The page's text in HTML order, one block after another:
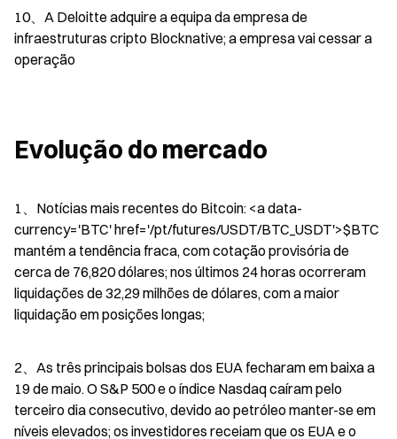
10、A Deloitte adquire a equipa da empresa de
infraestruturas cripto Blocknative; a empresa vai cessar a
operação
Evolução do mercado
1、Notícias mais recentes do Bitcoin: <a data-
currency='BTC' href='/pt/futures/USDT/BTC_USDT'>$BTC
mantém a tendência fraca, com cotação provisória de
cerca de 76,820 dólares; nos últimos 24 horas ocorreram
liquidações de 32,29 milhões de dólares, com a maior
liquidação em posições longas;
2、As três principais bolsas dos EUA fecharam em baixa a
19 de maio. O S&P 500 e o índice Nasdaq caíram pelo
terceiro dia consecutivo, devido ao petróleo manter-se em
níveis elevados; os investidores receiam que os EUA e o